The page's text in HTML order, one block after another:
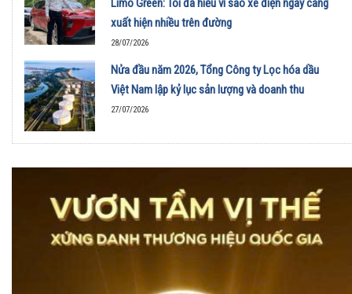
Limo Green: Tôi đã hiểu vì sao xe điện ngày càng
xuất hiện nhiều trên đường
28/07/2026
Nửa đầu năm 2026, Tổng Công ty Lọc hóa dầu
Việt Nam lập kỷ lục sản lượng và doanh thu
27/07/2026